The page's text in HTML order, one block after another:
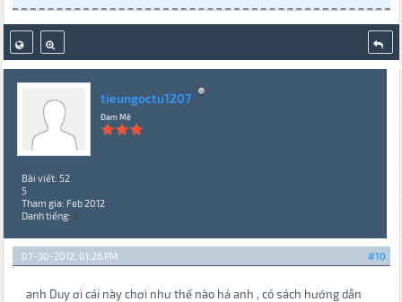
tieungoctu1207
Đam Mê
Bài viết: 52
5
Tham gia: Feb 2012
Danh tiếng: 0
#10
07-30-2012, 01:26 PM
anh Duy ơi cái này chơi như thế nào hả anh , có sách hướng dẫn